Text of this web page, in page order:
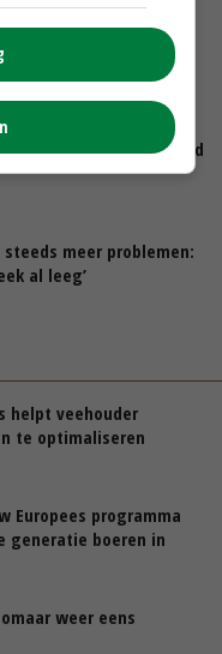
Huizinga: ‘Bezoek van
groente plukken’
doet het verrassend
meer problemen:
al leeg’
helpt veehouder
te optimaliseren
Europees programma
generatie boeren in
weer eens